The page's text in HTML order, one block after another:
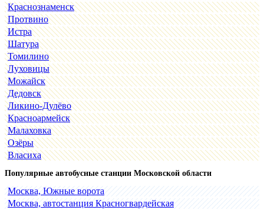
Краснознаменск
Протвино
Истра
Шатура
Томилино
Луховицы
Можайск
Дедовск
Ликино-Дулёво
Красноармейск
Малаховка
Озёры
Власиха
Популярные автобусные станции Московской области
Москва, Южные ворота
Москва, автостанция Красногвардейская